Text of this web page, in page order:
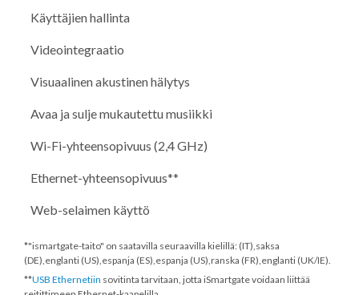
Käyttäjien hallinta
Videointegraatio
Visuaalinen akustinen hälytys
Avaa ja sulje mukautettu musiikki
Wi-Fi-yhteensopivuus (2,4 GHz)
Ethernet-yhteensopivuus**
Web-selaimen käyttö
*"ismartgate-taito" on saatavilla seuraavilla kielillä: (IT),saksa
(DE),englanti (US),espanja (ES),espanja (US),ranska (FR),englanti (UK/IE).
**USB Ethernetiin sovitinta tarvitaan, jotta iSmartgate voidaan liittää